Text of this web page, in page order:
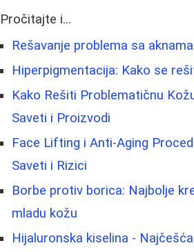
Pročitajte i...
Rešavanje problema sa
Hiperpigmentacija: Kako se
Kako Rešiti Problematičnu
Saveti i Proizvodi
Face Lifting i Anti-Aging
Saveti i Rizici
Borbe protiv borica: Najbolje
mladu kožu
Hijaluronska kiselina -